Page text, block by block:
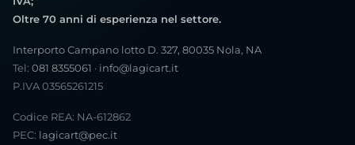
Oltre 70 anni di esperienza nel settore.
Interporto Campano lotto D. 327, 80035 Nola, NA
Tel: 081 8355061 · info@lagicart.it
P.IVA 03565261215
Codice REA: NA-612862
PEC: lagicart@pec.it